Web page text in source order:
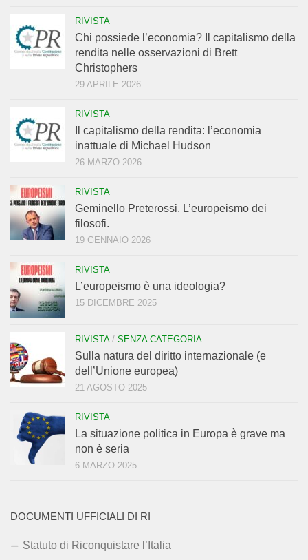
RIVISTA
Chi possiede l’economia? Il capitalismo della
rendita nelle osservazioni di Brett
Christophers
29 APRILE 2026
RIVISTA
Il capitalismo della rendita: l’economia
inattuale di Michael Hudson
26 MARZO 2026
RIVISTA
Geminello Preterossi. L’europeismo dei
filosofi.
19 GENNAIO 2026
RIVISTA
L’europeismo è una ideologia?
15 DICEMBRE 2025
RIVISTA/ SENZA CATEGORIA
Sulla natura del diritto internazionale (e
dell’Unione europea)
21 AGOSTO 2025
RIVISTA
La situazione politica in Europa è grave ma
non è seria
6 MARZO 2025
DOCUMENTI UFFICIALI DI RI
Statuto di Riconquistare l’Italia